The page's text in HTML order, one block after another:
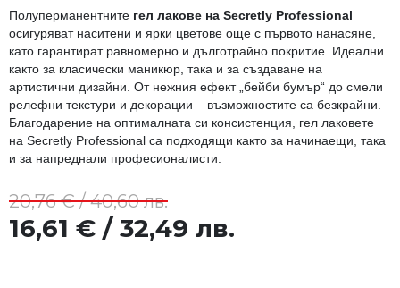
Полуперманентните гел лакове на Secretly Professional
осигуряват наситени и ярки цветове още с първото нанасяне,
като гарантират равномерно и дълготрайно покритие. Идеални
както за класически маникюр, така и за създаване на
артистични дизайни. От нежния ефект „бейби бумър“ до смели
релефни текстури и декорации – възможностите са безкрайни.
Благодарение на оптималната си консистенция, гел лаковете
на Secretly Professional са подходящи както за начинаещи, така
и за напреднали професионалисти.
16,61 € / 32,49 лв.
20,76 € / 40,60 лв.